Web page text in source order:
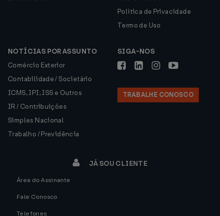
Política de Privacidade
Termo de Uso
NOTÍCIAS POR ASSUNTO
Comércio Exterior
Contabilidade / Societário
ICMS, IPI, ISS e Outros
IR / Contribuições
Simples Nacional
Trabalho / Previdência
SIGA-NOS
TRABALHE CONOSCO
JÁ SOU CLIENTE
Área do Assinante
Fale Conosco
Telefones